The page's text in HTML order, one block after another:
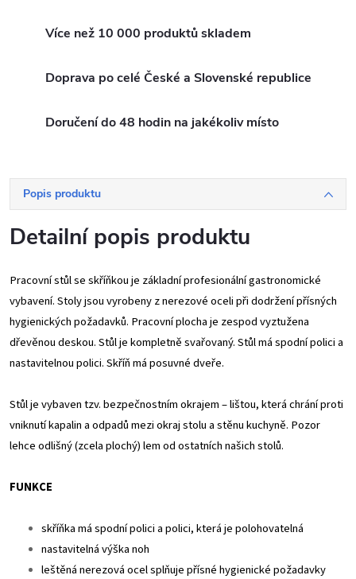
Více než 10 000 produktů skladem
Doprava po celé České a Slovenské republice
Doručení do 48 hodin na jakékoliv místo
Popis produktu
Detailní popis produktu
Pracovní stůl se skříňkou je základní profesionální gastronomické
vybavení. Stoly jsou vyrobeny z nerezové oceli při dodržení přísných
hygienických požadavků. Pracovní plocha je zespod vyztužena
dřevěnou deskou. Stůl je kompletně svařovaný. Stůl má spodní polici a
nastavitelnou polici. Skříň má posuvné dveře.
Stůl je vybaven tzv. bezpečnostním okrajem – lištou, která chrání proti
vniknutí kapalin a odpadů mezi okraj stolu a stěnu kuchyně. Pozor
lehce odlišný (zcela plochý) lem od ostatních našich stolů.
FUNKCE
skříňka má spodní polici a polici, která je polohovatelná
nastavitelná výška noh
leštěná nerezová ocel splňuje přísné hygienické požadavky